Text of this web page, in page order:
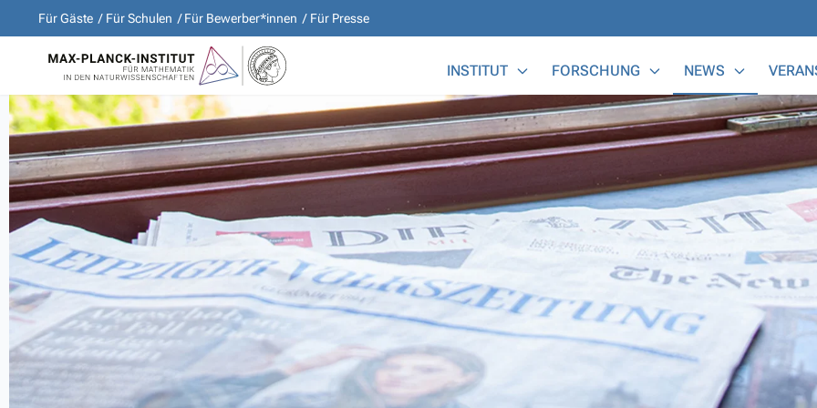
Für Gäste Für Schulen Für Bewerber*innen Für Presse
INSTITUT FORSCHUNG NEWS